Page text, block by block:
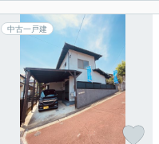
中古一戸建